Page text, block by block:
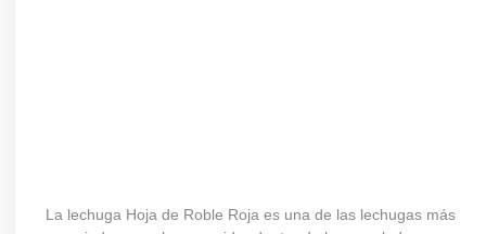
La lechuga Hoja de Roble Roja es una de las lechugas más